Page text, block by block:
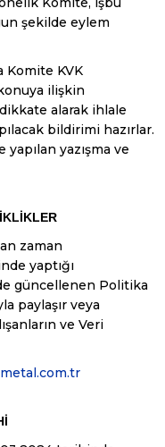
şekilde eylem
Komite KVK
ilişkin
alarak ihlale
bildirimi hazırlar.
yazışma ve
zaman
yaptığı
güncellenen Politika
paylaşır veya
ve Veri